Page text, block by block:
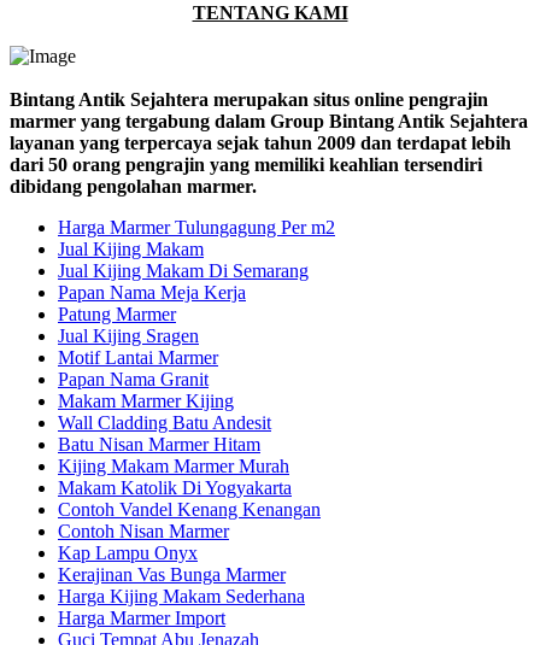
TENTANG KAMI
Bintang Antik Sejahtera merupakan situs online pengrajin
marmer yang tergabung dalam Group Bintang Antik Sejahtera
layanan yang terpercaya sejak tahun 2009 dan terdapat lebih
dari 50 orang pengrajin yang memiliki keahlian tersendiri
dibidang pengolahan marmer.
Harga Marmer Tulungagung Per m2
Jual Kijing Makam
Jual Kijing Makam Di Semarang
Papan Nama Meja Kerja
Patung Marmer
Jual Kijing Sragen
Motif Lantai Marmer
Papan Nama Granit
Makam Marmer Kijing
Wall Cladding Batu Andesit
Batu Nisan Marmer Hitam
Kijing Makam Marmer Murah
Makam Katolik Di Yogyakarta
Contoh Vandel Kenang Kenangan
Contoh Nisan Marmer
Kap Lampu Onyx
Kerajinan Vas Bunga Marmer
Harga Kijing Makam Sederhana
Harga Marmer Import
Guci Tempat Abu Jenazah